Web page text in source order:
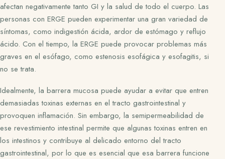
afectan negativamente tanto GI y la salud de todo el cuerpo. Las
personas con ERGE pueden experimentar una gran variedad de
síntomas, como indigestión ácida, ardor de estómago y reflujo
ácido. Con el tiempo, la ERGE puede provocar problemas más
graves en el esófago, como estenosis esofágica y esofagitis, si
no se trata.
Idealmente, la barrera mucosa puede ayudar a evitar que entren
demasiadas toxinas externas en el tracto gastrointestinal y
provoquen inflamación. Sin embargo, la semipermeabilidad de
ese revestimiento intestinal permite que algunas toxinas entren en
los intestinos y contribuye al delicado entorno del tracto
gastrointestinal, por lo que es esencial que esa barrera funcione